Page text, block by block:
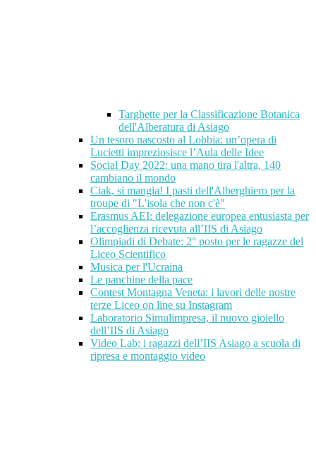
Targhette per la Classificazione Botanica
dell'Alberatura di Asiago
Un tesoro nascosto al Lobbia: un’opera di
Lucietti impreziosisce l’Aula delle Idee
Social Day 2022: una mano tira l'altra, 140
cambiano il mondo
Ciak, si mangia! I pasti dell'Alberghiero per la
troupe di "L'isola che non c'è"
Erasmus AEI: delegazione europea entusiasta per
l’accoglienza ricevuta all’IIS di Asiago
Olimpiadi di Debate: 2° posto per le ragazze del
Liceo Scientifico
Musica per l'Ucraina
Le panchine della pace
Contest Montagna Veneta: i lavori delle nostre
terze Liceo on line su Instagram
Laboratorio Simulimpresa, il nuovo gioiello
dell’IIS di Asiago
Video Lab: i ragazzi dell’IIS Asiago a scuola di
ripresa e montaggio video